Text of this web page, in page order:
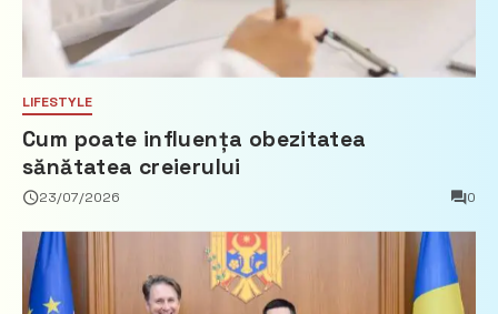
LIFESTYLE
Cum poate influența obezitatea
sănătatea creierului
23/07/2026 0